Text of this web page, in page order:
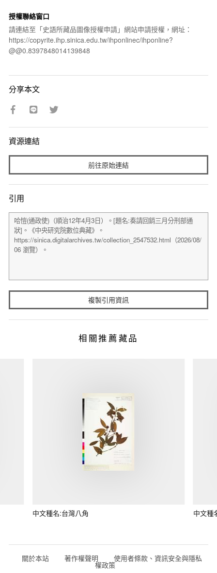
授權聯絡窗口
請連結至「史語所藏品圖像授權申請」網站申請授權，網址：
https://copyrite.ihp.sinica.edu.tw/ihponlinec/ihponline?
@@0.8397848014139848
分享本文
資源連結
前往原始連結
引用
複製引用資訊
相關推薦藏品
中文種名:台灣八角 中文種
關於本站 著作權聲明 使用者條款、資訊安全與隱私
權政策